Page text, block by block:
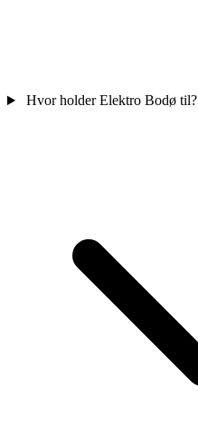
Hvor holder Elektro Bodø til?